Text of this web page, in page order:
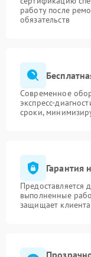
работу после
обязательств
Современное
экспресс-
сроки,
Гарантия
Предоставляется
выполненные
защищает